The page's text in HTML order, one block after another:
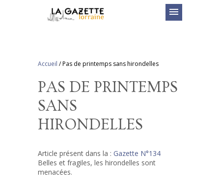
menu
Accueil /Pas de printemps sans hirondelles
PAS DE PRINTEMPS
SANS
HIRONDELLES
Article présent dans la : Gazette N°134
Belles et fragiles, les hirondelles sont
menacées.